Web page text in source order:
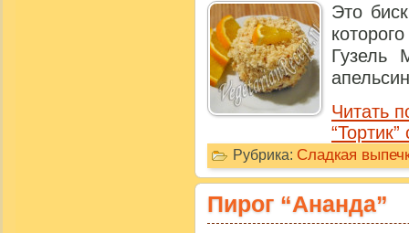
Это
Гузель
Читать
Рубрика: Сладкая
Пирог “Ананда”